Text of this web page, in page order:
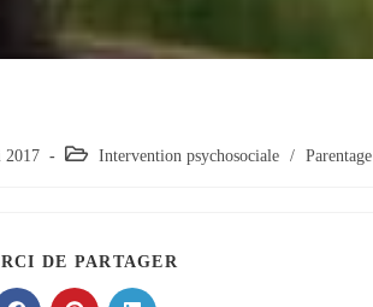
2017
Post Intervention psychosociale / Parentage
DE PARTAGER